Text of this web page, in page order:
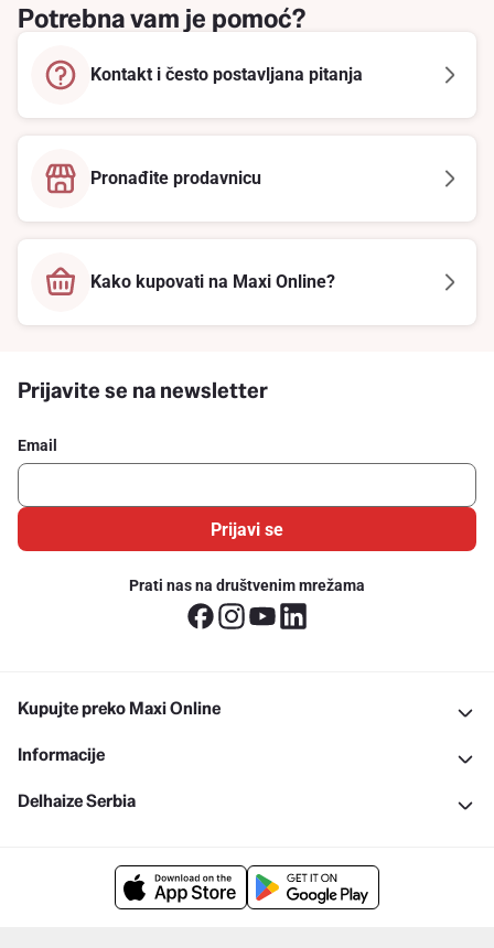
Potrebna vam je pomoć?
Kontakt i često postavljana pitanja
Pronađite prodavnicu
Kako kupovati na Maxi Online?
Prijavite se na newsletter
Email
Prijavi se
Prati nas na društvenim mrežama
Kupujte preko Maxi Online
Informacije
Delhaize Serbia